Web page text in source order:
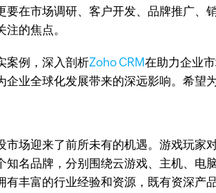
在市场调研、客户开发、品牌推广
的焦点。
案例，深入剖析Zoho CRM在助力企业
业全球化发展带来的深远影响。希望
场迎来了前所未有的机遇。游戏玩
名品牌，分别围绕云游戏、主机、
丰富的行业经验和资源，既有资深